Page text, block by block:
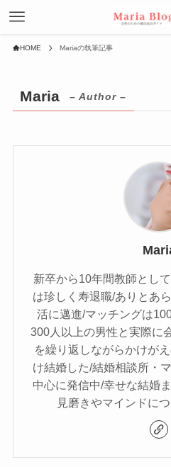
HOME Mariaの執筆記事
Maria – Author –
新卒から10年間教師とし
は珍しく寿退職/ありとあ
活に邁進/マッチングは
300人以上の男性と実際に
を繰り返しながらかけが
け結婚した/結婚相談所・
中心に発信中/幸せな結婚
見磨きやマインドに